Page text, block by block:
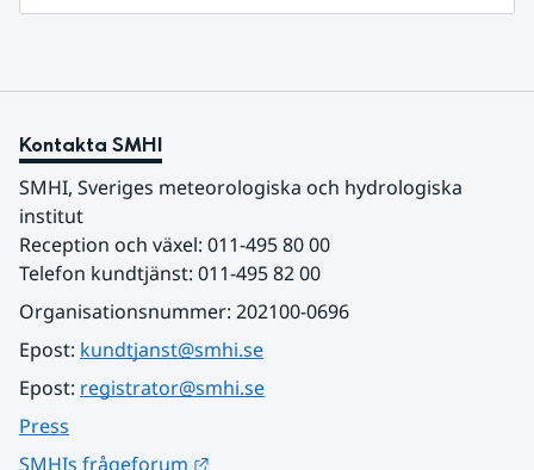
Kontakta SMHI
SMHI, Sveriges meteorologiska och hydrologiska
institut
Reception och växel: 011-495 80 00
Telefon kundtjänst: 011-495 82 00
Organisationsnummer: 202100-0696
Epost: kundtjanst@smhi.se
Epost: registrator@smhi.se
Press
SMHIs frågeforum